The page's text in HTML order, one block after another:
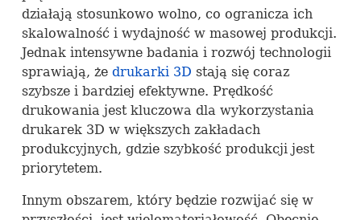
działają stosunkowo wolno, co ogranicza ich
skalowalność i wydajność w masowej produkcji.
Jednak intensywne badania i rozwój technologii
sprawiają, że drukarki 3D stają się coraz
szybsze i bardziej efektywne. Prędkość
drukowania jest kluczowa dla wykorzystania
drukarek 3D w większych zakładach
produkcyjnych, gdzie szybkość produkcji jest
priorytetem.
Innym obszarem, który będzie rozwijać się w